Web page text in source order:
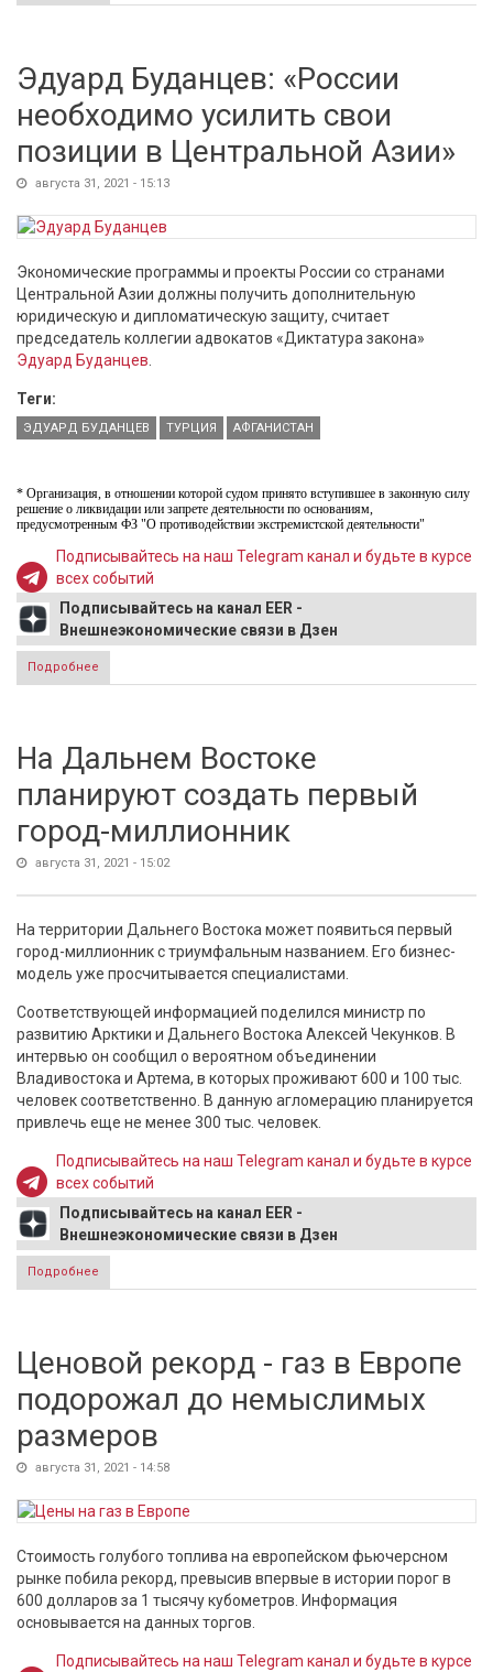
Эдуард Буданцев: «России
необходимо усилить свои
позиции в Центральной Азии»
августа 31, 2021 - 15:13
Экономические программы и проекты России со странами
Центральной Азии должны получить дополнительную
юридическую и дипломатическую защиту, считает
председатель коллегии адвокатов «Диктатура закона»
Эдуард Буданцев
Теги:
ЭДУАРД БУДАНЦЕВ ТУРЦИЯ АФГАНИСТАН
* Организация, в отношении которой судом принято вступившее в законную силу
решение о ликвидации или запрете деятельности по основаниям,
предусмотренным ФЗ "О противодействии экстремистской деятельности"
Подписывайтесь на наш Telegram канал и будьте в курсе
всех событий
Подписывайтесь на канал EER -
Внешнеэкономические связи в Дзен
Подробнее
позиции в Центральной Азии»
На Дальнем Востоке
планируют создать первый
город-миллионник
августа 31, 2021 - 15:02
На территории Дальнего Востока может появиться первый
город-миллионник с триумфальным названием. Его бизнес-
модель уже просчитывается специалистами.
Соответствующей информацией поделился министр по
развитию Арктики и Дальнего Востока Алексей Чекунков. В
интервью он сообщил о вероятном объединении
Владивостока и Артема, в которых проживают 600 и 100 тыс.
человек соответственно. В данную агломерацию планируется
привлечь еще не менее 300 тыс. человек.
Подписывайтесь на наш Telegram канал и будьте в курсе
всех событий
Подписывайтесь на канал EER -
Внешнеэкономические связи в Дзен
Подробнее
миллионник
Ценовой рекорд - газ в Европе
подорожал до немыслимых
размеров
августа 31, 2021 - 14:58
Стоимость голубого топлива на европейском фьючерсном
рынке побила рекорд, превысив впервые в истории порог в
600 долларов за 1 тысячу кубометров. Информация
основывается на данных торгов.
Подписывайтесь на наш Telegram канал и будьте в курсе